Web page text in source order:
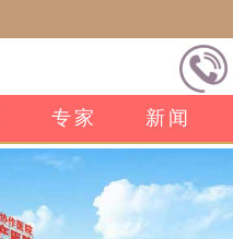
专家 新闻